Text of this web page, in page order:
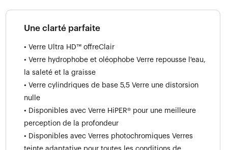
Une clarté parfaite
• Verre Ultra HD™ offreClair
• Verre hydrophobe et oléophobe Verre repousse l'eau,
la saleté et la graisse
• Verre cylindriques de base 5,5 Verre une distorsion
nulle
• Disponibles avec Verre HiPER® pour une meilleure
perception de la profondeur
• Disponibles avec Verres photochromiques Verres